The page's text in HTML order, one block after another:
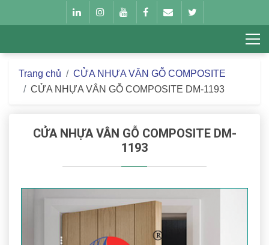
Trang chủ
CỬA NHỰA VÂN GỖ COMPOSITE
CỬA NHỰA VÂN GỖ COMPOSITE DM-1193
CỬA NHỰA VÂN GỖ COMPOSITE DM-
1193